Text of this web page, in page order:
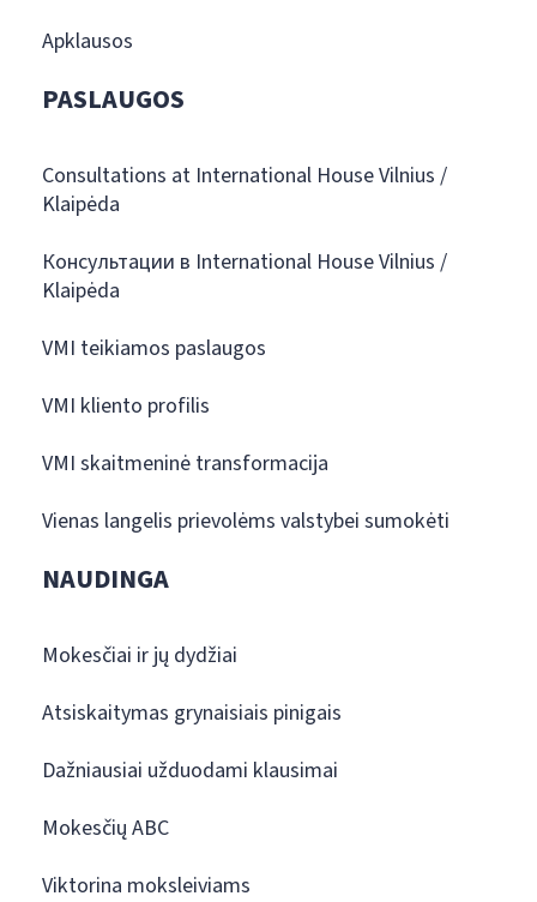
Apklausos
PASLAUGOS
Consultations at International House Vilnius /
Klaipėda
Консультации в International House Vilnius /
Klaipėda
VMI teikiamos paslaugos
VMI kliento profilis
VMI skaitmeninė transformacija
Vienas langelis prievolėms valstybei sumokėti
NAUDINGA
Mokesčiai ir jų dydžiai
Atsiskaitymas grynaisiais pinigais
Dažniausiai užduodami klausimai
Mokesčių ABC
Viktorina moksleiviams